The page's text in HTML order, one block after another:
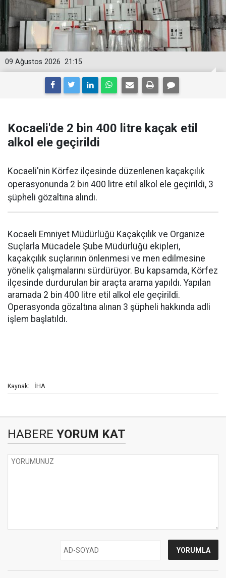
21:15
09 Ağustos 2026
Kocaeli'de 2 bin 400 litre kaçak etil
alkol ele geçirildi
Kocaeli'nin Körfez ilçesinde düzenlenen kaçakçılık
operasyonunda 2 bin 400 litre etil alkol ele geçirildi, 3
şüpheli gözaltına alındı.
Kocaeli Emniyet Müdürlüğü Kaçakçılık ve Organize
Suçlarla Mücadele Şube Müdürlüğü ekipleri,
kaçakçılık suçlarının önlenmesi ve men edilmesine
yönelik çalışmalarını sürdürüyor. Bu kapsamda, Körfez
ilçesinde durdurulan bir araçta arama yapıldı. Yapılan
aramada 2 bin 400 litre etil alkol ele geçirildi.
Operasyonda gözaltına alınan 3 şüpheli hakkında adli
işlem başlatıldı.
Kaynak: İHA
HABERE YORUM KAT